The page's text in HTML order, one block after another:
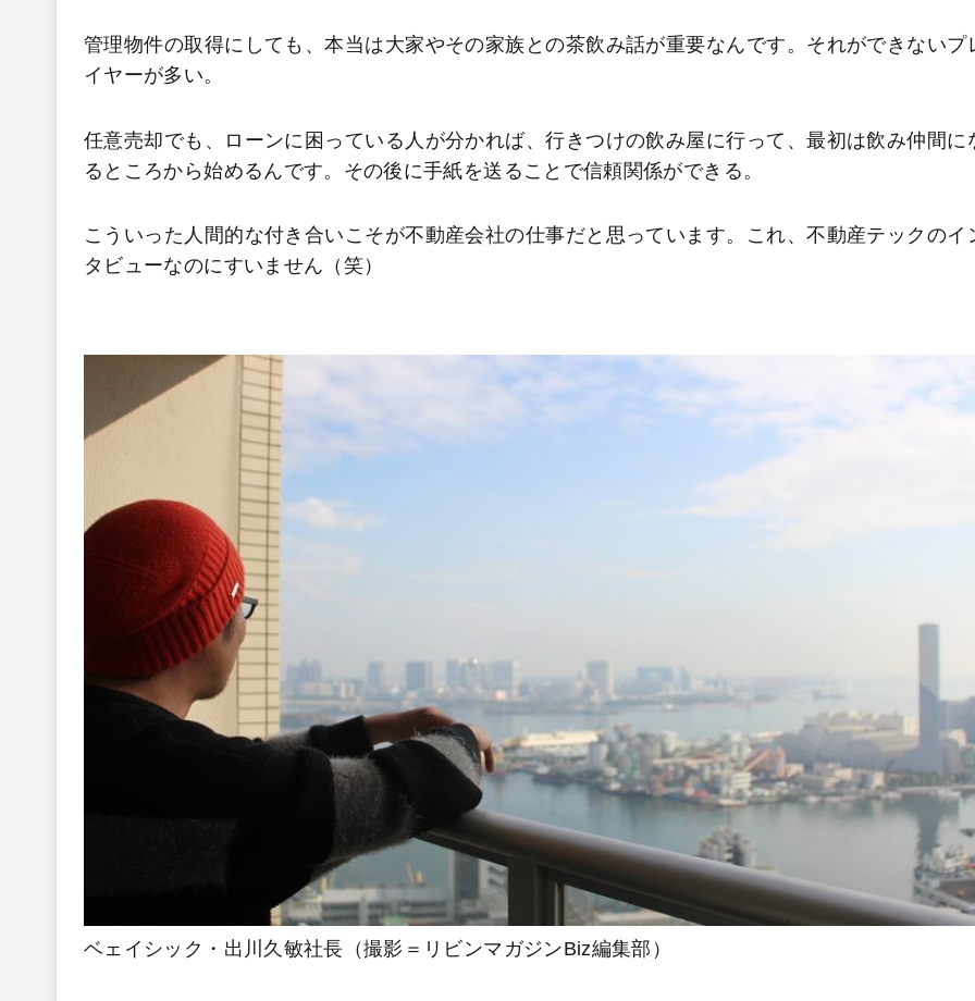
管理物件の取得にしても、本当は大家やその家族との茶飲み話が重要なんです。それができないプ
イヤーが多い。
任意売却でも、ローンに困っている人が分かれば、行きつけの飲み屋に行って、最初は飲み仲間に
るところから始めるんです。その後に手紙を送ることで信頼関係ができる。
こういった人間的な付き合いこそが不動産会社の仕事だと思っています。これ、不動産テックのイ
タビューなのにすいません（笑）
ベェイシック・出川久敏社長（撮影＝リビンマガジンBiz編集部）